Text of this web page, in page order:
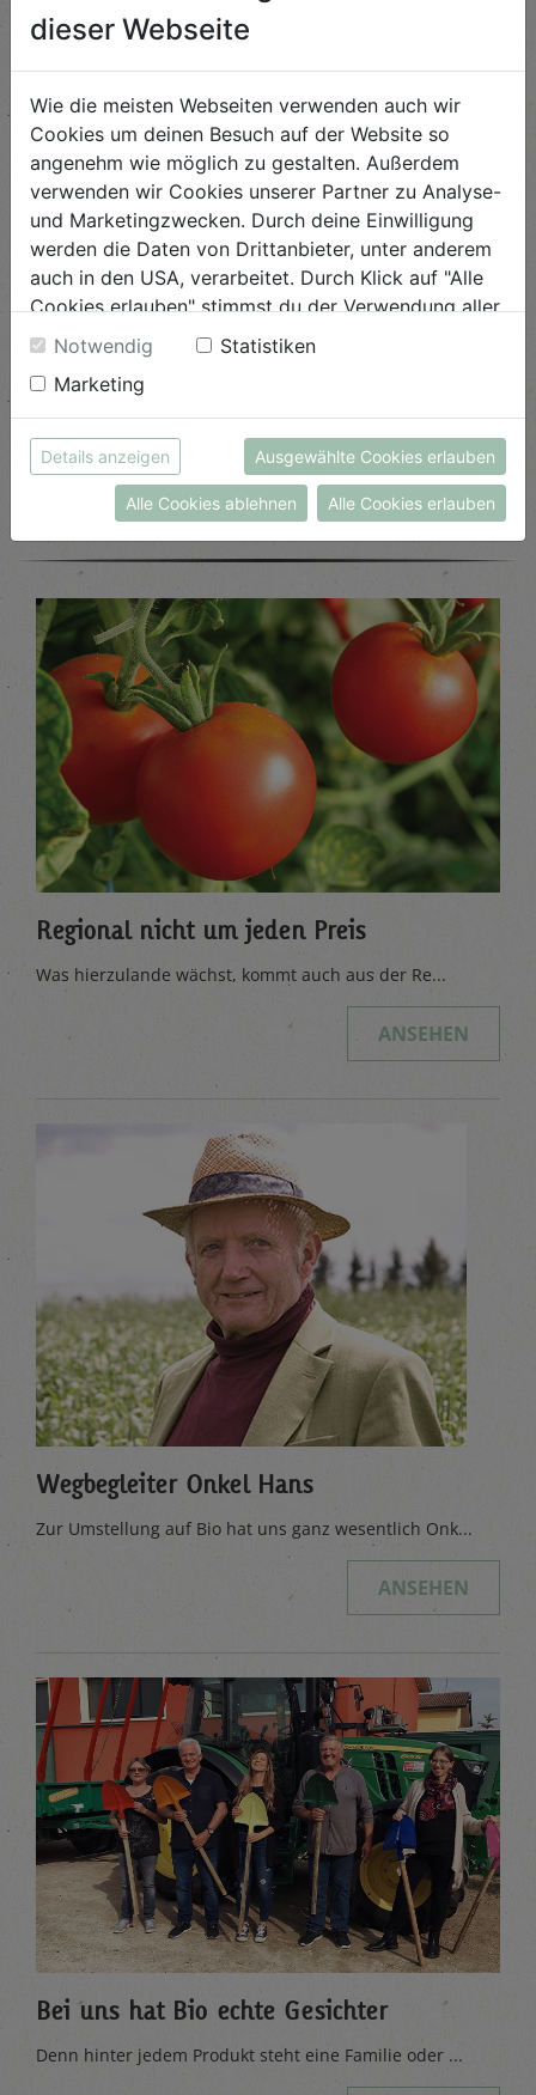
ausdrucken weshalb sie das ideale Last-Minute Geschenk
Biokisten-Bestellungen einlösbar.
Für unsere Bio-Frischmarkt und das Bio-Kulinarium sind
Wertgutscheine an der Kassa im Bio-Frischmarkt
erhältlich.
Beliebte Beiträge
Regional nicht um jeden Preis
Was hierzulande wächst, kommt auch aus der Re...
ANSEHEN
Wegbegleiter Onkel Hans
Zur Umstellung auf Bio hat uns ganz wesentlich Onk...
ANSEHEN
Bei uns hat Bio echte Gesichter
Denn hinter jedem Produkt steht eine Familie oder ...
dieser Webseite
Wie die meisten Webseiten verwenden auch wir
Cookies um deinen Besuch auf der Website so
angenehm wie möglich zu gestalten. Außerdem
verwenden wir Cookies unserer Partner zu Analyse-
und Marketingzwecken. Durch deine Einwilligung
werden die Daten von Drittanbieter, unter anderem
auch in den USA, verarbeitet. Durch Klick auf "Alle
Cookies erlauben" stimmst du der Verwendung aller
Cookies zu. Unter "Details anzeigen" findest du alle
Infos zu den unterschiedlichen Cookies, du kannst
auch entscheiden, welche Cookies du erlauben
möchtest.
Weitere Informationen findest du in unserer
Datenschutzerklärungbzw. imImpressum
Notwendig
Statistiken
Marketing
Details anzeigen Ausgewählte Cookies erlauben
Alle Cookies ablehnen Alle Cookies erlauben